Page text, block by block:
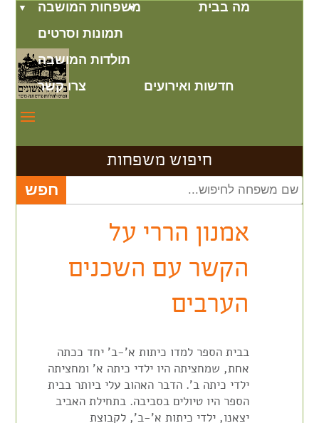
מה בבית
משפחות המושבה
תמונות וסרטים
תולדות המושבה
חדשות ואירועים
צרו קשר
חיפוש משפחות
אמנון הררי על
הקשר עם השכנים
הערבים
בבית הספר למדו כיתות א'-ב' יחד ככתה
אחת, שמחציתה היו ילדי כיתה א' ומחציתה
ילדי כיתה ב'. הדבר האהוב עלי ביותר בבית
הספר היו טיולים בסביבה. בתחילת האביב
יצאנו, ילדי כיתות א'-ב', לקבוצת